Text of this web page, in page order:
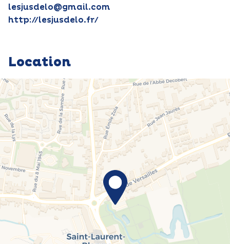
lesjusdelo@gmail.com
http://lesjusdelo.fr/
Location